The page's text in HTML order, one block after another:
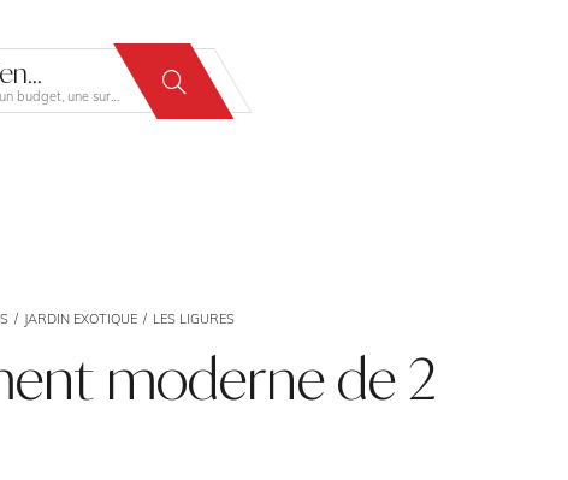
JARDIN EXOTIQUE LES LIGURES
moderne de 2